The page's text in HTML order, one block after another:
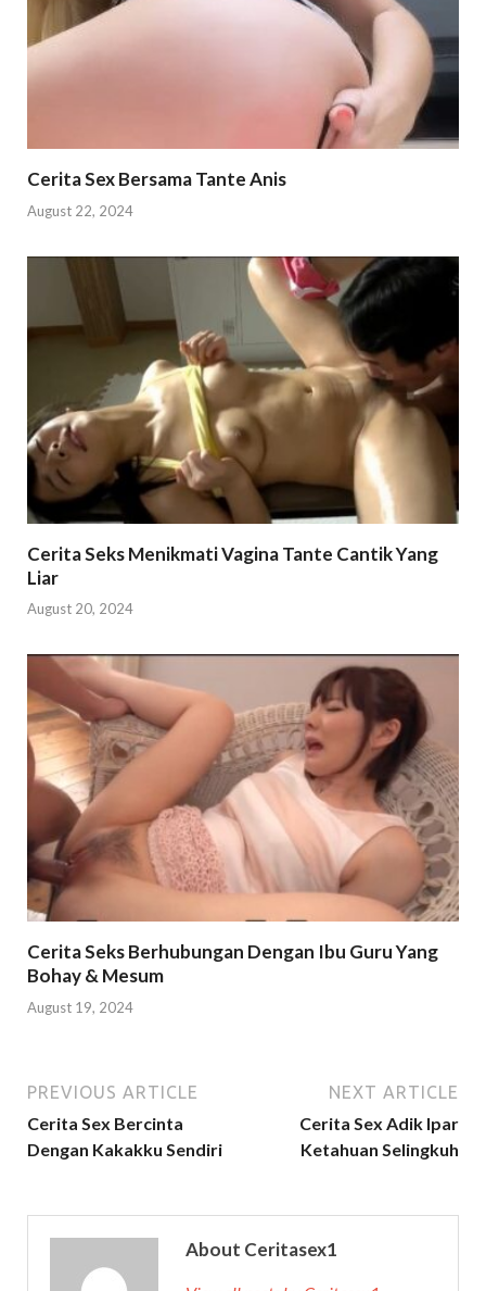
Cerita Sex Bersama Tante Anis
August 22, 2024
Cerita Seks Menikmati Vagina Tante Cantik Yang
Liar
August 20, 2024
Cerita Seks Berhubungan Dengan Ibu Guru Yang
Bohay & Mesum
August 19, 2024
PREVIOUS ARTICLE
Cerita Sex Bercinta
Dengan Kakakku Sendiri
NEXT ARTICLE
Cerita Sex Adik Ipar
Ketahuan Selingkuh
About Ceritasex1